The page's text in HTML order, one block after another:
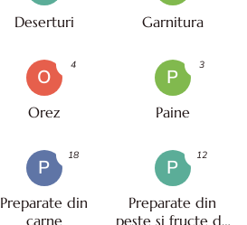
Deserturi Garnitura
O
Orez
4
P
Paine
3
P
Preparate din
carne
18
P
Preparate din
peste si fructe de
12